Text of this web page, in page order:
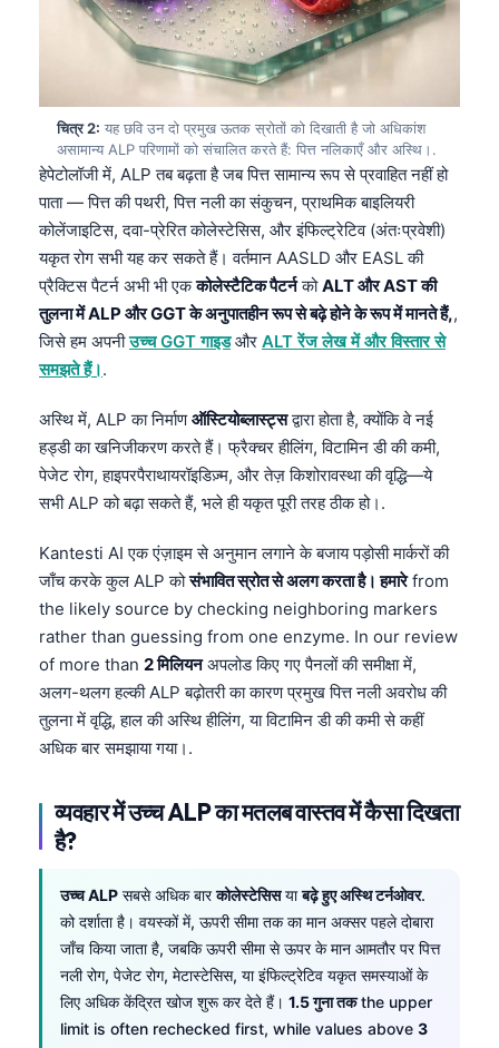
चित्र 2: यह छवि उन दो प्रमुख ऊतक स्रोतों को दिखाती है जो अधिकांश
असामान्य ALP परिणामों को संचालित करते हैं: पित्त नलिकाएँ और अस्थि।.
हेपेटोलॉजी में, ALP तब बढ़ता है जब पित्त सामान्य रूप से प्रवाहित नहीं हो
पाता — पित्त की पथरी, पित्त नली का संकुचन, प्राथमिक बाइलियरी
कोलेंजाइटिस, दवा-प्रेरित कोलेस्टेसिस, और इंफिल्ट्रेटिव (अंतःप्रवेशी)
यकृत रोग सभी यह कर सकते हैं। वर्तमान AASLD और EASL की
प्रैक्टिस पैटर्न अभी भी एककोलेस्टैटिक पैटर्नकोALT और AST की
तुलना में ALP और GGT के अनुपातहीन रूप से बढ़े होने के रूप में मानते हैं,,
जिसे हम अपनीउच्च GGT गाइडऔर ALT रेंज लेख में और विस्तार से
समझते हैं।.
अस्थि में, ALP का निर्माणऑस्टियोब्लास्ट्सद्वारा होता है, क्योंकि वे नई
हड्डी का खनिजीकरण करते हैं। फ्रैक्चर हीलिंग, विटामिन डी की कमी,
पेजेट रोग, हाइपरपैराथायरॉइडिज़्म, और तेज़ किशोरावस्था की वृद्धि—ये
सभी ALP को बढ़ा सकते हैं, भले ही यकृत पूरी तरह ठीक हो।.
Kantesti AI एक एंज़ाइम से अनुमान लगाने के बजाय पड़ोसी मार्करों की
जाँच करके कुल ALP कोसंभावित स्रोत से अलग करता है। हमारेfrom
the likely source by checking neighboring markers
rather than guessing from one enzyme. In our review
of more than 2 मिलियनअपलोड किए गए पैनलों की समीक्षा में,
अलग-थलग हल्की ALP बढ़ोतरी का कारण प्रमुख पित्त नली अवरोध की
तुलना में वृद्धि, हाल की अस्थि हीलिंग, या विटामिन डी की कमी से कहीं
अधिक बार समझाया गया।.
व्यवहार में उच्च ALP का मतलब वास्तव में कैसा दिखता
है?
उच्च ALP सबसे अधिक बारकोलेस्टेसिसयाबढ़े हुए अस्थि टर्नओवर.
को दर्शाता है। वयस्कों में, ऊपरी सीमा तक का मान अक्सर पहले दोबारा
जाँच किया जाता है, जबकि ऊपरी सीमा से ऊपर के मान आमतौर पर पित्त
नली रोग, पेजेट रोग, मेटास्टेसिस, या इंफिल्ट्रेटिव यकृत समस्याओं के
लिए अधिक केंद्रित खोज शुरू कर देते हैं। 1.5 गुना तकthe upper
limit is often rechecked first, while values above 3